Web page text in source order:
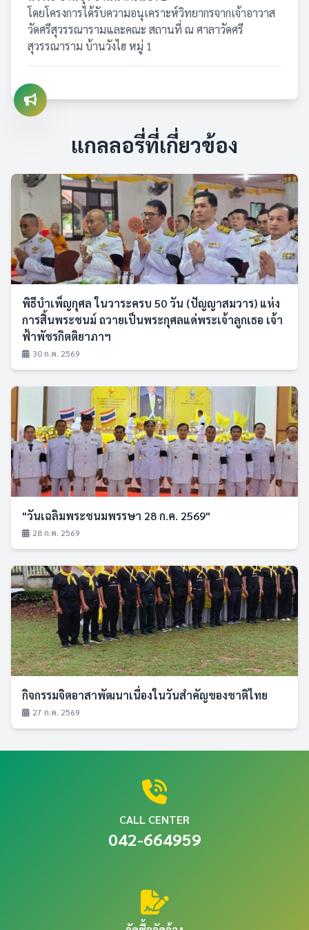
โดยโครงการได้รับความอนุเคราะห์วิทยากรจากเจ้าอาวาส
วัดศรีสุวรรณารามและคณะ สถานที่ ณ ศาลาวัดศรี
สุวรรณาราม บ้านวังไฮ หมู่ 1
แกลลอรี่ที่เกี่ยวข้อง
พิธีบำเพ็ญกุศล ในวาระครบ 50 วัน (ปัญญาสมวาร) แห่ง
การสิ้นพระชนม์ ถวายเป็นพระกุศลแด่พระเจ้าลูกเธอ เจ้า
ฟ้าพัชรกิตติยาภาฯ
30 ก.ค. 2569
"วันเฉลิมพระชนมพรรษา 28 ก.ค. 2569"
28 ก.ค. 2569
กิจกรรมจิตอาสาพัฒนาเนื่องในวันสำคัญของชาติไทย
27 ก.ค. 2569
CALL CENTER
042-664959